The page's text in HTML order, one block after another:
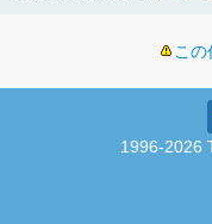
こ
1996-2026